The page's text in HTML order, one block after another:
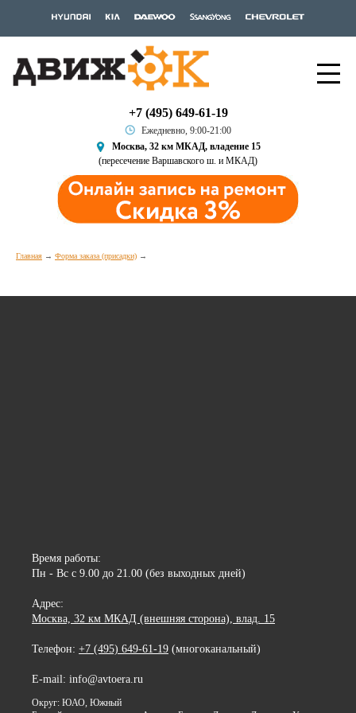
+7 (495) 649-61-19
Ежедневно, 9:00-21:00
Москва, 32 км МКАД, владение 15
(пересечение Варшавского ш. и МКАД)
Главная Форма заказа (присадки)
Время работы:
Пн - Вс с 9.00 до 21.00 (без выходных дней)
Адрес:
Москва, 32 км МКАД (внешняя сторона), влад. 15
Телефон: +7 (495) 649-61-19 (многоканальный)
E-mail: info@avtoera.ru
Округ: ЮАО, Южный